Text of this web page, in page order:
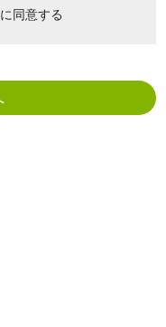
同意する